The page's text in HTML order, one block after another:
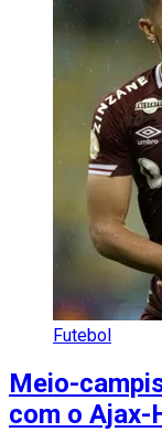
Futebol
Meio-
com o Ajax-